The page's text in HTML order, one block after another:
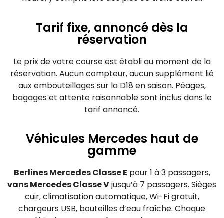
Tarif fixe, annoncé dès la
réservation
Le prix de votre course est établi au moment de la
réservation. Aucun compteur, aucun supplément lié
aux embouteillages sur la D18 en saison. Péages,
bagages et attente raisonnable sont inclus dans le
tarif annoncé.
Véhicules Mercedes haut de
gamme
Berlines Mercedes Classe E pour 1 à 3 passagers,
vans Mercedes Classe Vjusqu’à 7 passagers. Sièges
cuir, climatisation automatique, Wi-Fi gratuit,
chargeurs USB, bouteilles d’eau fraîche. Chaque